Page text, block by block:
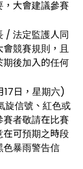
大會建議參賽
/ 法定監護人同
競賽規則，且
後加入的任何
17日，星期六)
旋信號、紅色或
者敬請在比賽
可預期之時段
色暴雨警告信